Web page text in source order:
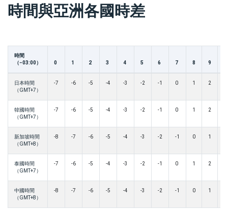
時間與亞洲各國時差
時間
（−03:00）
0 1 2 3 4 5 6 7 8 9
日本時間
（GMT+7）
-7 -6 -5 -4 -3 -2 -1 0 1 2
韓國時間
（GMT+7）
-7 -6 -5 -4 -3 -2 -1 0 1 2
新加坡時間
（GMT+8）
-8 -7 -6 -5 -4 -3 -2 -1 0 1
泰國時間
（GMT+7）
-7 -6 -5 -4 -3 -2 -1 0 1 2
中國時間
（GMT+8）
-8 -7 -6 -5 -4 -3 -2 -1 0 1